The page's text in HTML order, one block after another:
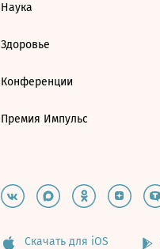
Наука
Здоровье
Конференции
Премия Импульс
Скачать для iOS